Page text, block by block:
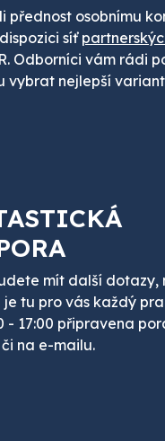
přednost osobnímu
síť
Odborníci vám rádi
vybrat nejlepší
mít další dotazy,
tu pro vás každý
- 17:00 připravena
na e-mailu.